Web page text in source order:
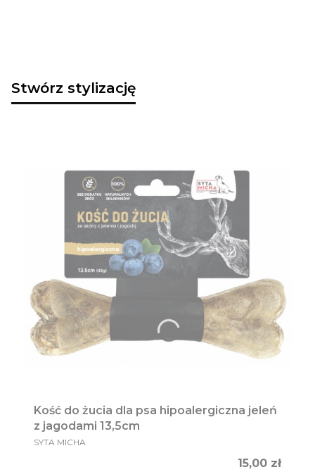
Stwórz stylizację
Kość do żucia dla psa hipoalergiczna jeleń
z jagodami 13,5cm
PRODUCENT
SYTA MICHA
Cena
15,00 zł